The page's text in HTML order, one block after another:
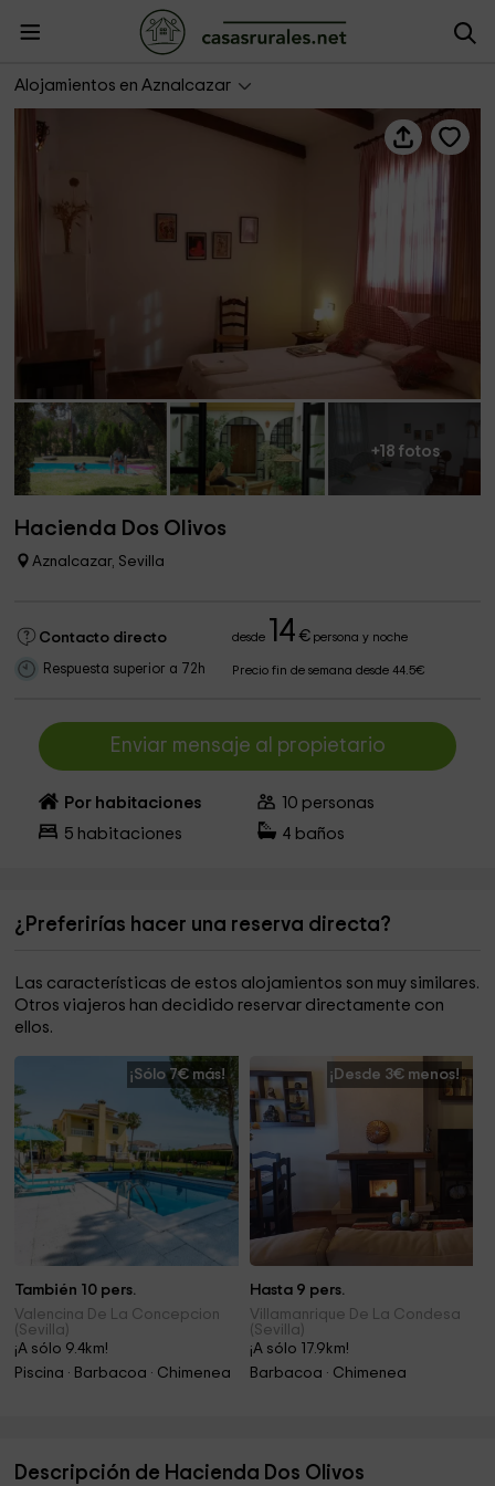
Alojamientos en Aznalcazar
Hacienda Dos Olivos
+18 fotos
Hacienda Dos Olivos
Aznalcazar, Sevilla
Contacto directo desde 14 €persona y noche
Respuesta superior a 72h Precio fin de semana desde 44.5€
Enviar mensaje al propietario
Por habitaciones 10 personas
5 habitaciones 4 baños
¿Preferirías hacer una reserva directa?
Las características de estos alojamientos son muy similares.
Otros viajeros han decidido reservar directamente con
ellos.
¡Sólo 7€ más!
También 10 pers.
Valencina De La Concepcion
(Sevilla)
¡A sólo 9.4km!
Piscina · Barbacoa · Chimenea
¡Desde 3€ menos!
Hasta 9 pers.
Villamanrique De La Condesa
(Sevilla)
¡A sólo 17.9km!
Barbacoa · Chimenea
Descripción de Hacienda Dos Olivos